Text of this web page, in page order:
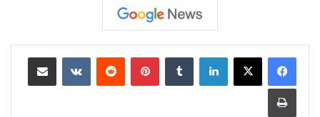
لينكدإن بينتيريست مشاركة عبر البريد
طباعة